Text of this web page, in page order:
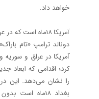
خواهد داد.
آمریکا ۱۸‌ماه است که در عراق سفیر ندارد
دونالد ترامپ «تام
آمریکا در عراق و
کرد؛ اقدامی که ابعاد
را نشان می‌دهد. این
بغداد ۱۸‌ماه است